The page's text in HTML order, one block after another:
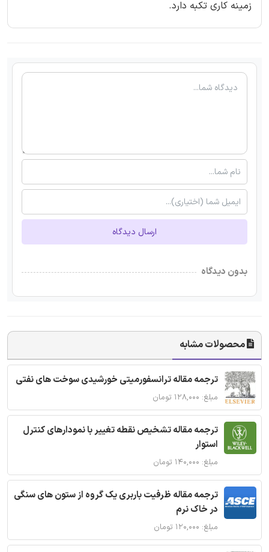
زمینه کاری تکبه دارد.
ارسال دیدگاه
بدون دیدگاه
محصولات مشابه
ترجمه مقاله ترانسفورمیتی خورشیدی سوخت های نفتی
مبلغ: ۱۲۸,۰۰۰ تومان
ترجمه مقاله تشخیص نقطه تغییر با نمودارهای کنترل
استوار
مبلغ: ۱۴۰,۰۰۰ تومان
ترجمه مقاله ظرفیت باربری یک گروه از ستون های سنگی
در خاک نرم
مبلغ: ۱۲۰,۰۰۰ تومان